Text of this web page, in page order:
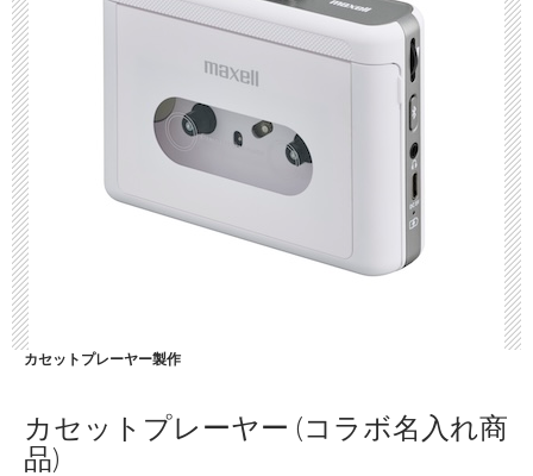
カセットプレーヤー製作
カセットプレーヤー (コラボ名入れ商
品)